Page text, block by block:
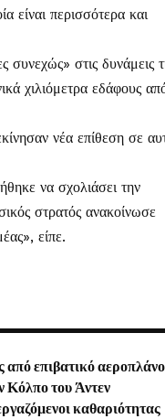
είναι περισσότερα και
στις δυνάμεις
χιλιόμετρα εδάφους
νέα επίθεση σε
να σχολιάσει την
στρατός ανακοίνωσε
είπε.
επιβατικό αεροπλάνο
Κόλπο του Άντεν
καθαριότητας